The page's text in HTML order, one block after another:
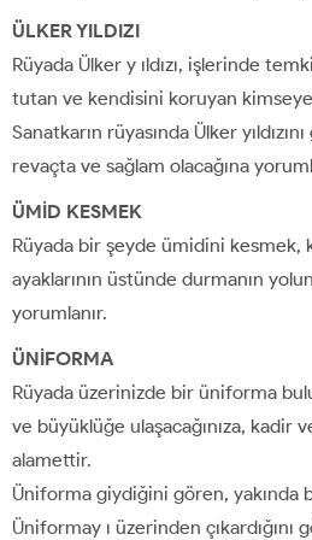
ÜLKER YILDIZI
Rüyada Ülker y ıldızı, işlerinde
tutan ve kendisini koruyan
Sanatkarın rüyasında Ülker
revaçta ve sağlam olacağına
ÜMİD KESMEK
Rüyada bir şeyde ümidini kesmek,
ayaklarının üstünde durmanın
yorumlanır.
ÜNİFORMA
Rüyada üzerinizde bir üniforma
ve büyüklüğe ulaşacağınıza, kadir
alamettir.
Üniforma giydiğini gören, yakında
Üniformay ı üzerinden çıkardığını